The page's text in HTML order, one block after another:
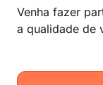
Venha fazer
a qualidade de